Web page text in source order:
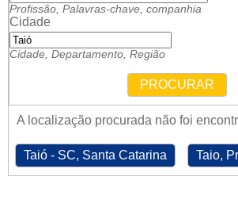
Profissão, Palavras-chave, companhia
Cidade
Cidade, Departamento, Região
PROCURAR
A localização procurada não foi
Taió - SC, Santa Catarina Taio,